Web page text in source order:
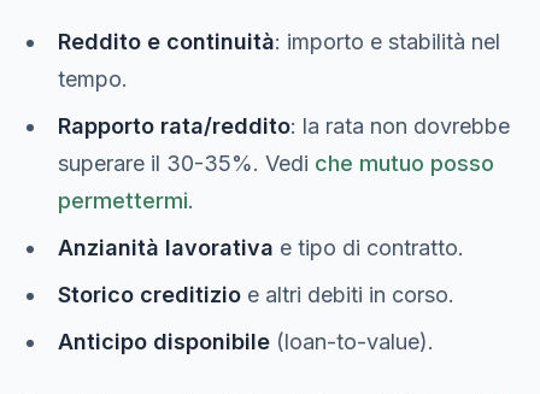
Reddito e continuità: importo e stabilità nel
tempo.
Rapporto rata/reddito: la rata non dovrebbe
superare il 30-35%. Vedi che mutuo posso
permettermi.
Anzianità lavorativa e tipo di contratto.
Storico creditizio e altri debiti in corso.
Anticipo disponibile (loan-to-value).